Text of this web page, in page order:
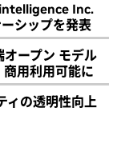
Inc.
シップを発表
ープン モデル
用利用可能に
ィの透明性向上